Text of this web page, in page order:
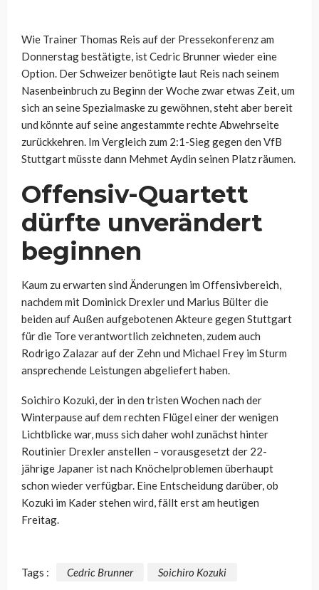
Wie Trainer Thomas Reis auf der Pressekonferenz am
Donnerstag bestätigte, ist Cedric Brunner wieder eine
Option. Der Schweizer benötigte laut Reis nach seinem
Nasenbeinbruch zu Beginn der Woche zwar etwas Zeit, um
sich an seine Spezialmaske zu gewöhnen, steht aber bereit
und könnte auf seine angestammte rechte Abwehrseite
zurückkehren. Im Vergleich zum 2:1-Sieg gegen den VfB
Stuttgart müsste dann Mehmet Aydin seinen Platz räumen.
Offensiv-Quartett
dürfte unverändert
beginnen
Kaum zu erwarten sind Änderungen im Offensivbereich,
nachdem mit Dominick Drexler und Marius Bülter die
beiden auf Außen aufgebotenen Akteure gegen Stuttgart
für die Tore verantwortlich zeichneten, zudem auch
Rodrigo Zalazar auf der Zehn und Michael Frey im Sturm
ansprechende Leistungen abgeliefert haben.
Soichiro Kozuki, der in den tristen Wochen nach der
Winterpause auf dem rechten Flügel einer der wenigen
Lichtblicke war, muss sich daher wohl zunächst hinter
Routinier Drexler anstellen – vorausgesetzt der 22-
jährige Japaner ist nach Knöchelproblemen überhaupt
schon wieder verfügbar. Eine Entscheidung darüber, ob
Kozuki im Kader stehen wird, fällt erst am heutigen
Freitag.
Tags : Cedric Brunner Soichiro Kozuki